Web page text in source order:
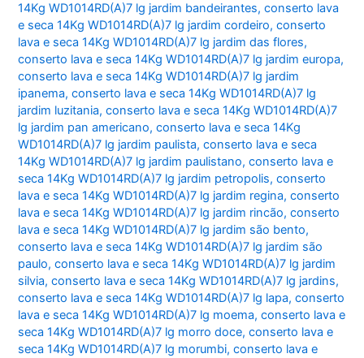
14Kg WD1014RD(A)7 lg jardim bandeirantes,conserto lava
e seca 14Kg WD1014RD(A)7 lg jardim cordeiro,conserto
lava e seca 14Kg WD1014RD(A)7 lg jardim das flores,
conserto lava e seca 14Kg WD1014RD(A)7 lg jardim europa,
conserto lava e seca 14Kg WD1014RD(A)7 lg jardim
ipanema,conserto lava e seca 14Kg WD1014RD(A)7 lg
jardim luzitania,conserto lava e seca 14Kg WD1014RD(A)7
lg jardim pan americano,conserto lava e seca 14Kg
WD1014RD(A)7 lg jardim paulista,conserto lava e seca
14Kg WD1014RD(A)7 lg jardim paulistano,conserto lava e
seca 14Kg WD1014RD(A)7 lg jardim petropolis,conserto
lava e seca 14Kg WD1014RD(A)7 lg jardim regina,conserto
lava e seca 14Kg WD1014RD(A)7 lg jardim rincão,conserto
lava e seca 14Kg WD1014RD(A)7 lg jardim são bento,
conserto lava e seca 14Kg WD1014RD(A)7 lg jardim são
paulo,conserto lava e seca 14Kg WD1014RD(A)7 lg jardim
silvia,conserto lava e seca 14Kg WD1014RD(A)7 lg jardins,
conserto lava e seca 14Kg WD1014RD(A)7 lg lapa,conserto
lava e seca 14Kg WD1014RD(A)7 lg moema,conserto lava e
seca 14Kg WD1014RD(A)7 lg morro doce,conserto lava e
seca 14Kg WD1014RD(A)7 lg morumbi,conserto lava e